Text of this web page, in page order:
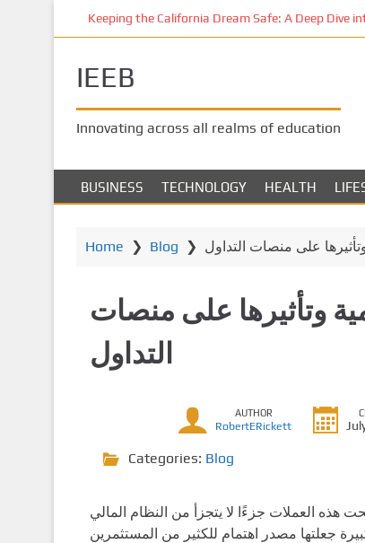
n
Keeping the California Dream Safe: A Deep Dive
IEEB
Innovating across all realms of education
BUSINESS TECHNOLOGY HEALTH
Home ❯ Blog ❯ على منصات التداول
وتأثيرها على منصات
التداول
AUTHOR
RobertERickett
Categories: Blog
هذه العملات جزءًا لا يتجزأ من النظام المالي
جعلتها مصدر اهتمام للكثير من المستثمرين